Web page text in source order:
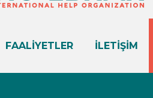
FAALIYETLER İLETIŞIM